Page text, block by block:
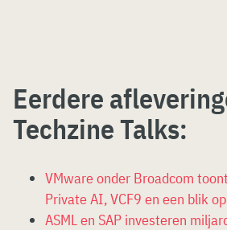
Eerdere
Techzine Talks:
VMware onder Broadcom
Private AI, VCF9 en een blik
ASML en SAP investeren